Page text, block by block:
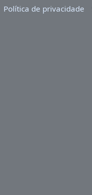
Política de privacidade